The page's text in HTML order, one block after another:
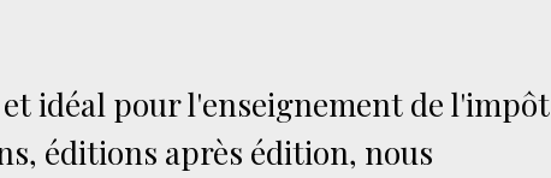
idéal pour l'enseignement de l'impôt
éditions après édition, nous